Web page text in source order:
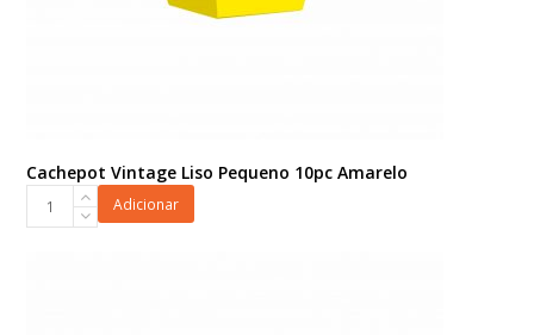
Cachepot Vintage Liso Pequeno 10pc Amarelo
Cachepot
Adicionar